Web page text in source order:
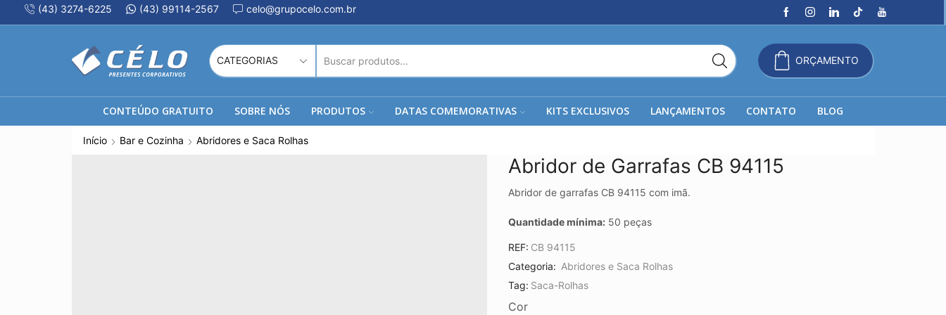
(43) 3274-6225 (43) 99114-2567 celo@grupocelo.com.br
DE
PESQUISA
ORÇAMENTO
CONTEÚDO GRATUITO SOBRE NÓS PRODUTOS DATAS COMEMORATIVAS KITS EXCLUSIVOS LANÇAMENTOS CONTATO BLOG
Início Bar e Cozinha Abridores e Saca Rolhas
Abridor de Garrafas CB 94115
Abridor de garrafas CB 94115 com imã.
Quantidade mínima: 50 peças
REF: CB 94115
Categoria: Abridores e Saca Rolhas
Tag: Saca-Rolhas
Cor